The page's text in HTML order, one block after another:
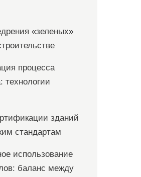
«зеленых»
процесса
технологии
зданий
стандартам
использование
баланс между